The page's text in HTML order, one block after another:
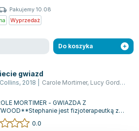
Pakujemy 10.08
Wyprzedaż
Do koszyka
gwiazd
, 2018 Carole Mortimer, Lucy Gordon
MORTIMER - GWIAZDA Z
jest fizjoterapeutką z
zamiłowaniem do przystojnego aktora
0.0